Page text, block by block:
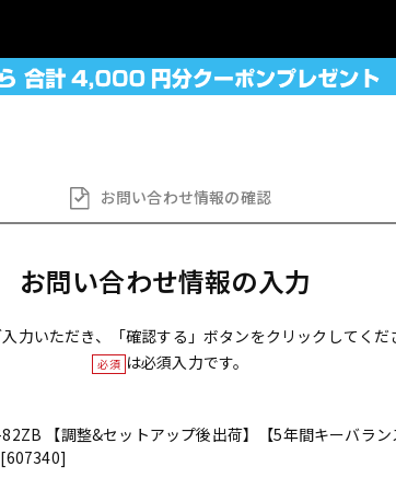
お問い合わせ情報の確認
お問い合わせ情報の入力
力いただき、「確認する」ボタンをクリックしてくだ
必須 は必須入力です。
【調整&セットアップ後出荷】【5年間キーバラ